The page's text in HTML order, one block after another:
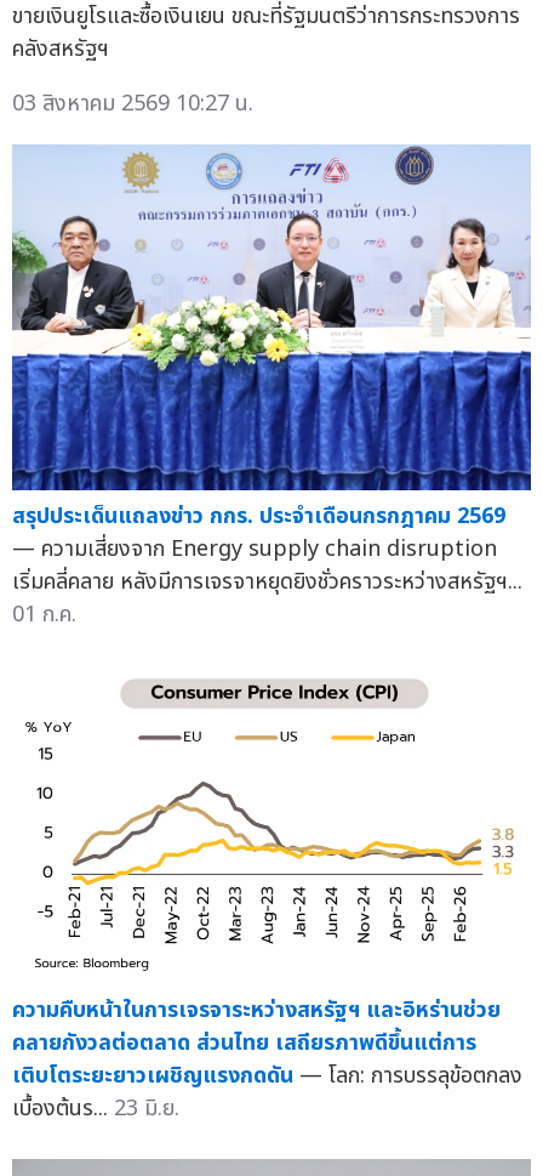
ขายเงินยูโรและซื้อเงินเยน ขณะที่รัฐมนตรีว่าการกระทรวงการ
คลังสหรัฐฯ
03 สิงหาคม 2569 10:27 น.
สรุปประเด็นแถลงข่าว กกร. ประจำเดือนกรกฎาคม 2569
— ความเสี่ยงจาก Energy supply chain disruption
เริ่มคลี่คลาย หลังมีการเจรจาหยุดยิงชั่วคราวระหว่างสหรัฐฯ...
01 ก.ค.
ความคืบหน้าในการเจรจาระหว่างสหรัฐฯ และอิหร่านช่วย
คลายกังวลต่อตลาด ส่วนไทย เสถียรภาพดีขึ้นแต่การ
เติบโตระยะยาวเผชิญแรงกดดัน — โลก: การบรรลุข้อตกลง
เบื้องต้นร... 23 มิ.ย.